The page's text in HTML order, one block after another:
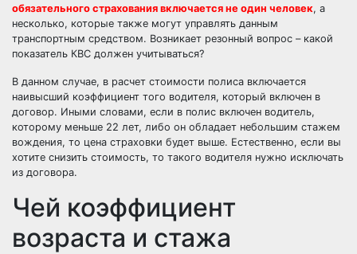
обязательного страхования включается не один человек, а
несколько, которые также могут управлять данным
транспортным средством. Возникает резонный вопрос – какой
показатель КВС должен учитываться?
В данном случае, в расчет стоимости полиса включается
наивысший коэффициент того водителя, который включен в
договор. Иными словами, если в полис включен водитель,
которому меньше 22 лет, либо он обладает небольшим стажем
вождения, то цена страховки будет выше. Естественно, если вы
хотите снизить стоимость, то такого водителя нужно исключать
из договора.
Чей коэффициент
возраста и стажа